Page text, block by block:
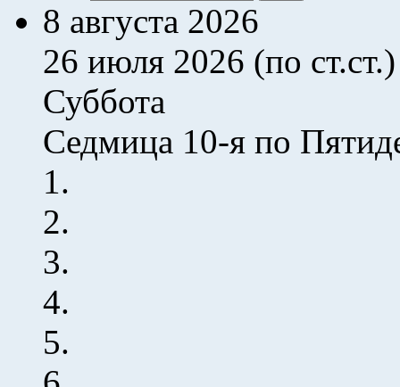
8 августа 2026
26 июля 2026 (по ст.ст.)
Суббота
Седмица 10-я по